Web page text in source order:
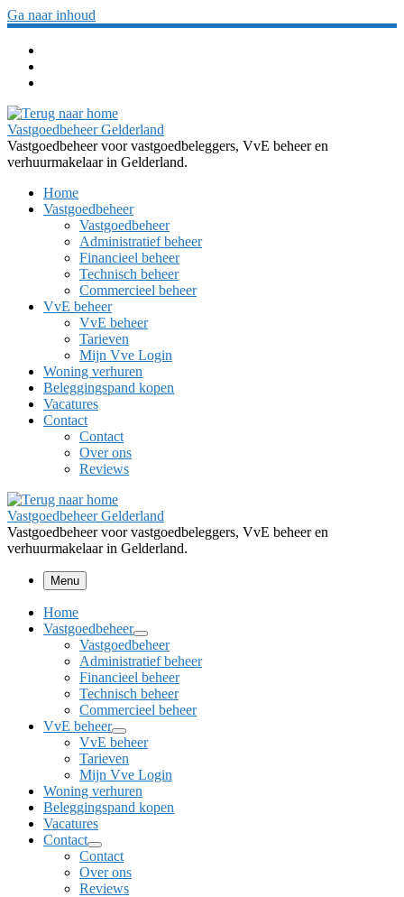
Ga naar inhoud
Vastgoedbeheer Gelderland
Vastgoedbeheer voor vastgoedbeleggers, VvE beheer en
verhuurmakelaar in Gelderland.
Home
Vastgoedbeheer
Vastgoedbeheer
Administratief beheer
Financieel beheer
Technisch beheer
Commercieel beheer
VvE beheer
VvE beheer
Tarieven
Mijn Vve Login
Woning verhuren
Beleggingspand kopen
Vacatures
Contact
Contact
Over ons
Reviews
Vastgoedbeheer Gelderland
Vastgoedbeheer voor vastgoedbeleggers, VvE beheer en
verhuurmakelaar in Gelderland.
Menu
Home
Vastgoedbeheer
Vastgoedbeheer
Administratief beheer
Financieel beheer
Technisch beheer
Commercieel beheer
VvE beheer
VvE beheer
Tarieven
Mijn Vve Login
Woning verhuren
Beleggingspand kopen
Vacatures
Contact
Contact
Over ons
Reviews